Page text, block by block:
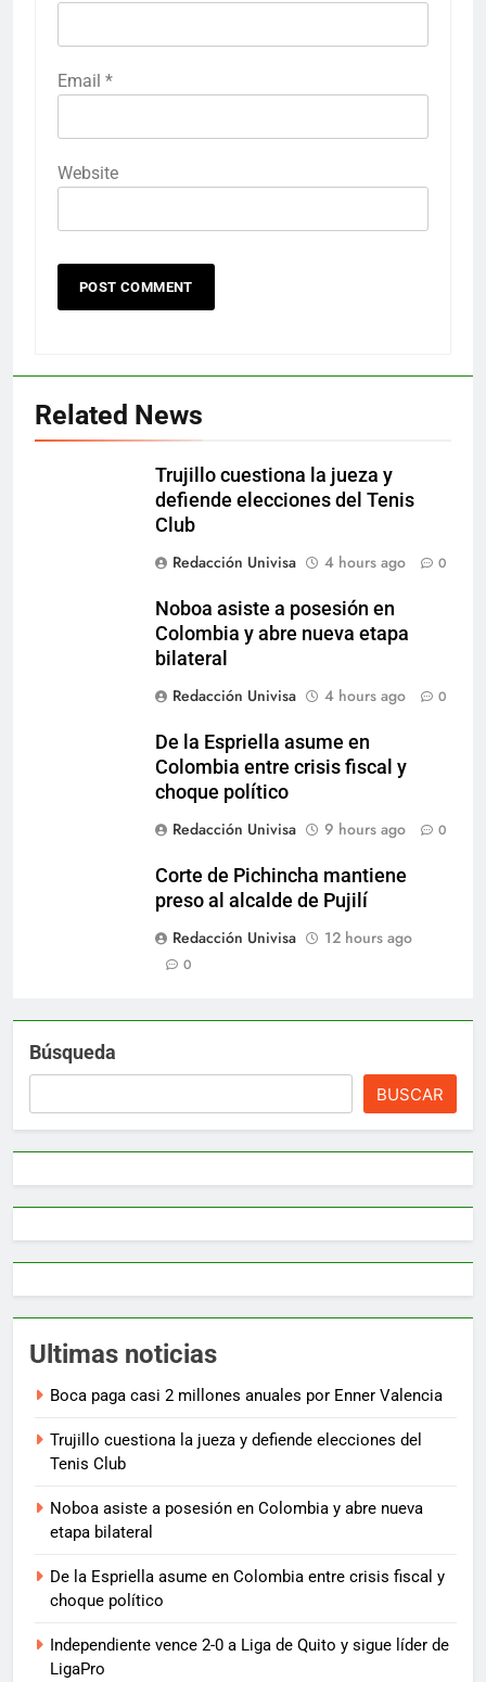
Email *
Website
Related News
Trujillo cuestiona la jueza y
defiende elecciones del Tenis
Club
Redacción Univisa
4 hours ago 0
Noboa asiste a posesión en
Colombia y abre nueva etapa
bilateral
Redacción Univisa
4 hours ago 0
De la Espriella asume en
Colombia entre crisis fiscal y
choque político
Redacción Univisa
9 hours ago 0
Corte de Pichincha mantiene
preso al alcalde de Pujilí
Redacción Univisa
12 hours ago
0
Búsqueda
BUSCAR
Ultimas noticias
Boca paga casi 2 millones anuales por Enner Valencia
Trujillo cuestiona la jueza y defiende elecciones del
Tenis Club
Noboa asiste a posesión en Colombia y abre nueva
etapa bilateral
De la Espriella asume en Colombia entre crisis fiscal y
choque político
Independiente vence 2-0 a Liga de Quito y sigue líder de
LigaPro